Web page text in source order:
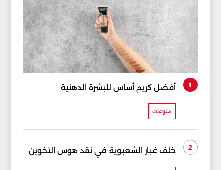
1 أفضل كريم أساس للبشرة الدهنية
منوعات
2 خلف غبار الشعبوية: في نقد هوس التخوين